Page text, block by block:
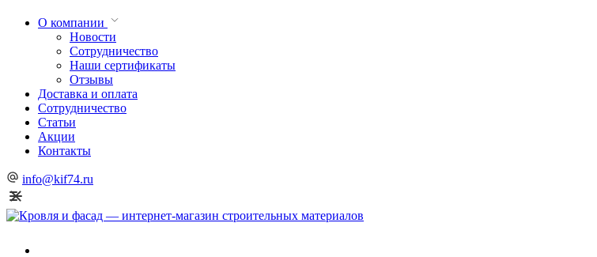
О компании
Новости
Сотрудничество
Наши сертификаты
Отзывы
Доставка и оплата
Сотрудничество
Статьи
Акции
Контакты
info@kif74.ru